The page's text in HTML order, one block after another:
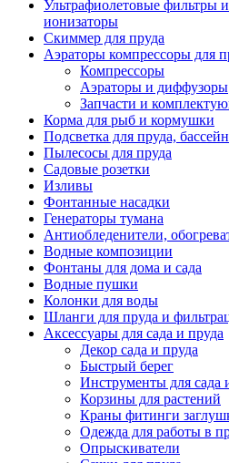
Ультрафиолетовые фильтры
ионизаторы
Скиммер для пруда
Аэраторы компрессоры для
Компрессоры
Аэраторы и диффузоры
Запчасти и
Корма для рыб и кормушки
Подсветка для пруда,
Пылесосы для пруда
Садовые розетки
Изливы
Фонтанные насадки
Генераторы тумана
Антиобледенители,
Водные композиции
Фонтаны для дома и сада
Водные пушки
Колонки для воды
Шланги для пруда и
Аксессуары для сада и пруда
Декор сада и пруда
Быстрый берег
Инструменты для сада
Корзины для растений
Краны фитинги
Одежда для работы в
Опрыскиватели